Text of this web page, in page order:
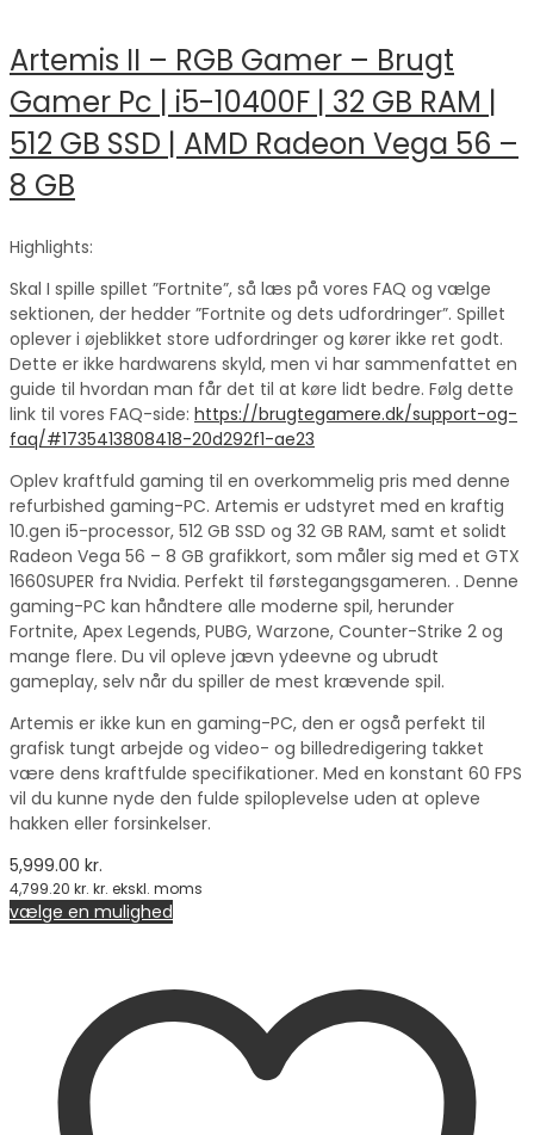
Artemis II – RGB Gamer – Brugt
Gamer Pc | i5-10400F | 32 GB RAM |
512 GB SSD | AMD Radeon Vega 56 –
8 GB
Highlights:
Skal I spille spillet ”Fortnite”, så læs på vores FAQ og vælge
sektionen, der hedder ”Fortnite og dets udfordringer”. Spillet
oplever i øjeblikket store udfordringer og kører ikke ret godt.
Dette er ikke hardwarens skyld, men vi har sammenfattet en
guide til hvordan man får det til at køre lidt bedre. Følg dette
link til vores FAQ-side: https://brugtegamere.dk/support-og-
faq/#1735413808418-20d292f1-ae23
Oplev kraftfuld gaming til en overkommelig pris med denne
refurbished gaming-PC. Artemis er udstyret med en kraftig
10.gen i5-processor, 512 GB SSD og 32 GB RAM, samt et solidt
Radeon Vega 56 – 8 GB grafikkort, som måler sig med et GTX
1660SUPER fra Nvidia. Perfekt til førstegangsgameren. . Denne
gaming-PC kan håndtere alle moderne spil, herunder
Fortnite, Apex Legends, PUBG, Warzone, Counter-Strike 2 og
mange flere. Du vil opleve jævn ydeevne og ubrudt
gameplay, selv når du spiller de mest krævende spil.
Artemis er ikke kun en gaming-PC, den er også perfekt til
grafisk tungt arbejde og video- og billedredigering takket
være dens kraftfulde specifikationer. Med en konstant 60 FPS
vil du kunne nyde den fulde spiloplevelse uden at opleve
hakken eller forsinkelser.
5,999.00 kr.
4,799.20 kr. kr. ekskl. moms
vælge en mulighed